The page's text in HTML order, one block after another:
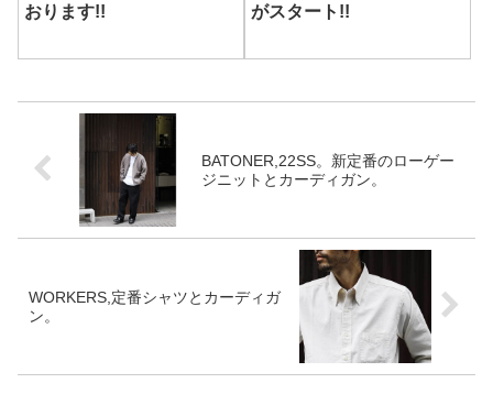
おります!!
がスタート!!
BATONER,22SS。新定番のローゲー
ジニットとカーディガン。
WORKERS,定番シャツとカーディガ
ン。